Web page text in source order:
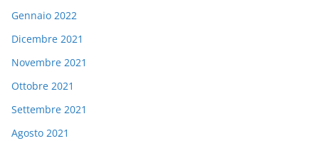
Gennaio 2022
Dicembre 2021
Novembre 2021
Ottobre 2021
Settembre 2021
Agosto 2021